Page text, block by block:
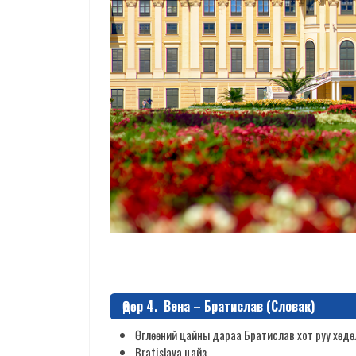
Өдөр 4. Вена – Братислав (Словак)
Өглөөний цайны дараа Братислав хот руу
Bratislava цайз